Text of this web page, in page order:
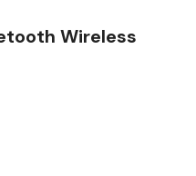
Wireless